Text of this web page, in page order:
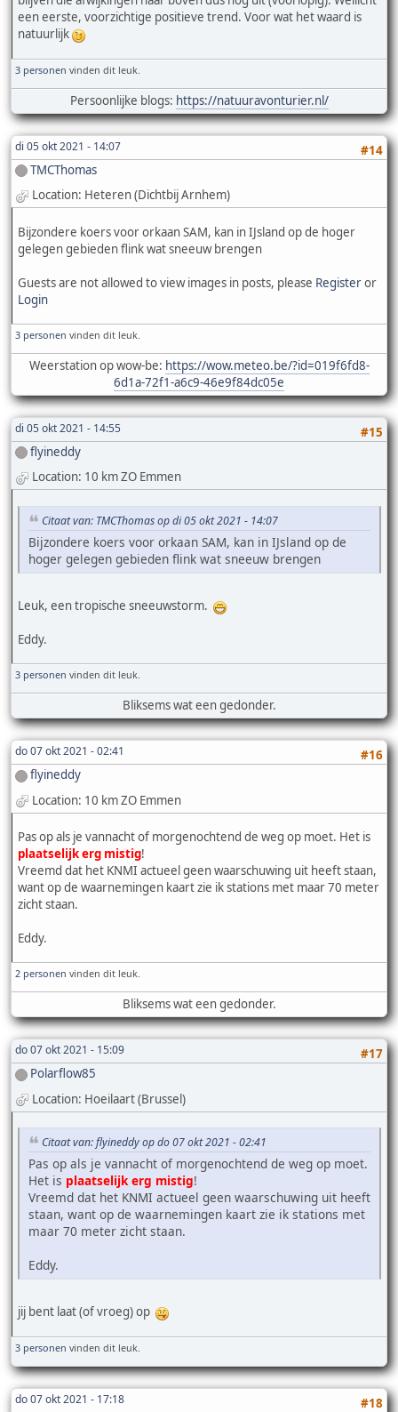
een eerste, voorzichtige positieve trend. Voor wat het waard is
natuurlijk
3 personen vinden dit leuk.
Persoonlijke blogs: https://natuuravonturier.nl/
di 05 okt 2021 - 14:07
#14
TMCThomas
Location: Heteren (Dichtbij Arnhem)
Bijzondere koers voor orkaan SAM, kan in IJsland op de hoger
gelegen gebieden flink wat sneeuw brengen
Guests are not allowed to view images in posts, please Registeror
Login
3 personen vinden dit leuk.
Weerstation op wow-be: https://wow.meteo.be/?id=019f6fd8-
6d1a-72f1-a6c9-46e9f84dc05e
di 05 okt 2021 - 14:55
#15
flyineddy
Location: 10 km ZO Emmen
Citaat van: TMCThomas op di 05 okt 2021 - 14:07
Bijzondere koers voor orkaan SAM, kan in IJsland op de
hoger gelegen gebieden flink wat sneeuw brengen
Leuk, een tropische sneeuwstorm.
Eddy.
3 personen vinden dit leuk.
Bliksems wat een gedonder.
do 07 okt 2021 - 02:41
#16
flyineddy
Location: 10 km ZO Emmen
Pas op als je vannacht of morgenochtend de weg op moet. Het is
plaatselijk erg mistig!
Vreemd dat het KNMI actueel geen waarschuwing uit heeft staan,
want op de waarnemingen kaart zie ik stations met maar 70 meter
zicht staan.
Eddy.
2 personen vinden dit leuk.
Bliksems wat een gedonder.
do 07 okt 2021 - 15:09
#17
Polarflow85
Location: Hoeilaart (Brussel)
Citaat van: flyineddy op do 07 okt 2021 - 02:41
Pas op als je vannacht of morgenochtend de weg op moet.
Het is plaatselijk erg mistig!
Vreemd dat het KNMI actueel geen waarschuwing uit heeft
staan, want op de waarnemingen kaart zie ik stations met
maar 70 meter zicht staan.
Eddy.
jij bent laat (of vroeg) op
3 personen vinden dit leuk.
do 07 okt 2021 - 17:18
#18